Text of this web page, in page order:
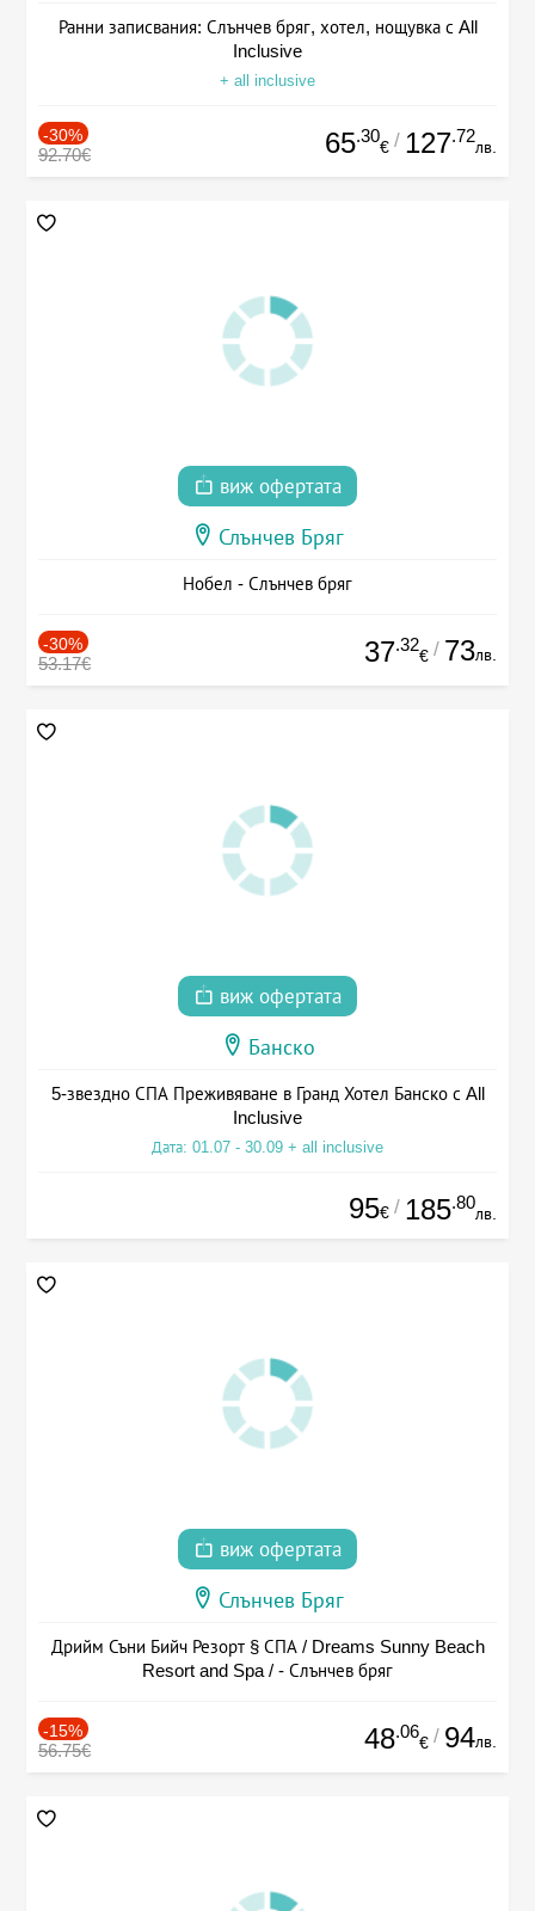
Ранни записвания: Слънчев бряг, хотел, нощувка с All
Inclusive
+ all inclusive
-30%
92.70€ 65.30
€ / 127.72
лв.
виж офертата
Слънчев Бряг
Нобел - Слънчев бряг
-30%
53.17€ 37.32
€ / 73лв.
виж офертата
Банско
5-звездно СПА Преживяване в Гранд Хотел Банско с All
Inclusive
Дата: 01.07 - 30.09 + all inclusive
95€ / 185.80
лв.
виж офертата
Слънчев Бряг
Дрийм Съни Бийч Резорт § СПА / Dreams Sunny Beach
Resort and Spa / - Слънчев бряг
-15%
56.75€ 48.06
€ / 94лв.